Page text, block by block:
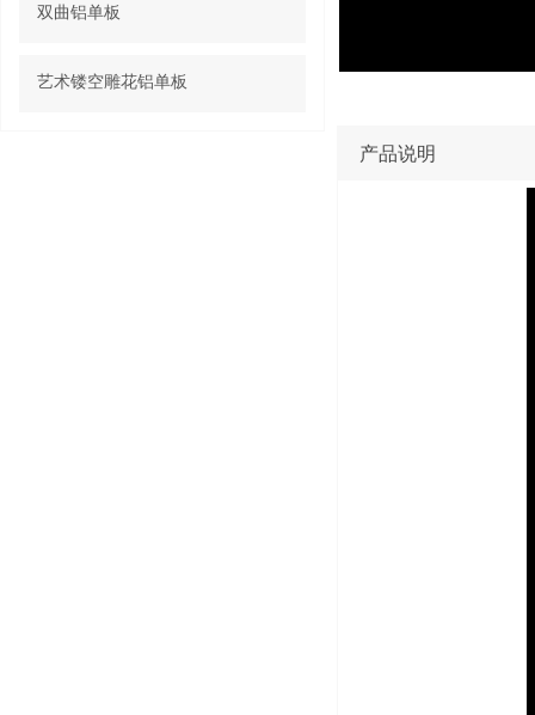
双曲铝单板
艺术镂空雕花铝单板
产品说明